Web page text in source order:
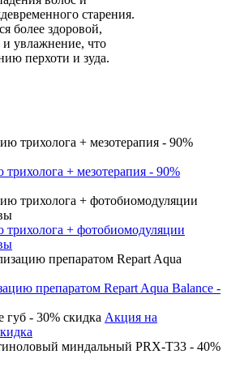
старения.
более здоровой,
и увлажнение, что
перхоти и зуда.
+ мезотерапия - 90%
трихолога + фотобиомодуляции
препаратом Repart Aqua Balance -
Акция на